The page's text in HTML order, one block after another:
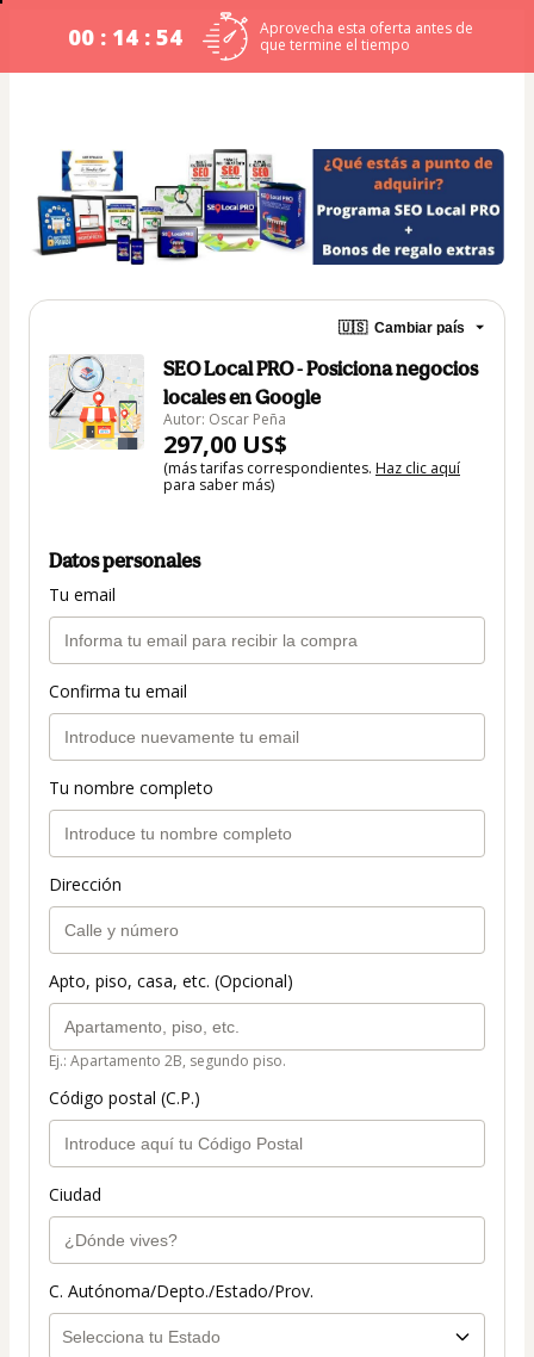
00 : 14 : 54
Aprovecha esta oferta antes de
que termine el tiempo
🇺🇸 Cambiar país
SEO Local PRO - Posiciona negocios
locales en Google
Autor: Oscar Peña
297,00 US$
(más tarifas correspondientes. Haz clic aquí
para saber más)
Datos personales
Tu email
Confirma tu email
Tu nombre completo
Dirección
Apto, piso, casa, etc. (Opcional)
Ej.: Apartamento 2B, segundo piso.
Código postal (C.P.)
Ciudad
C. Autónoma/Depto./Estado/Prov.